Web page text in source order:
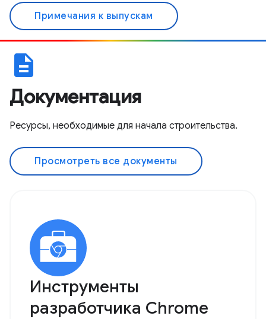
Примечания к выпускам
description
Документация
Ресурсы, необходимые для начала строительства.
Просмотреть все документы
Инструменты
разработчика Chrome